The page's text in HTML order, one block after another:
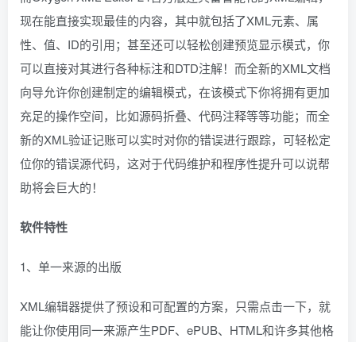
现在能直接实现最佳的内容，其中就包括了XML元素、属
性、值、ID的引用；甚至还可以轻松创建预览显示模式，你
可以直接对其进行各种标注和DTD注解！而全新的XML文档
向导允许你创建制定的编辑模式，在该模式下你将拥有更加
充足的操作空间，比如源码折叠、代码注释等等功能；而全
新的XML验证记账可以实时对你的错误进行跟踪，可轻松定
位你的错误源代码，这对于代码维护和程序性提升可以说帮
助将会巨大的！
软件特性
1、单一来源的出版
XML编辑器提供了预设和可配置的方案，只需点击一下，就
能让你使用同一来源产生PDF、ePUB、HTML和许多其他格